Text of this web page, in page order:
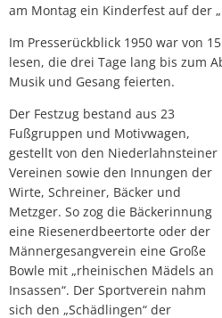
am Montag ein Kinderfest auf der
Im Presserückblick 1950 war von
lesen, die drei Tage lang bis zum
Musik und Gesang feierten.
Der Festzug bestand aus 23
Fußgruppen und Motivwagen,
gestellt von den Niederlahnsteiner
Vereinen sowie den Innungen der
Wirte, Schreiner, Bäcker und
Metzger. So zog die Bäckerinnung
eine Riesenerdbeertorte oder der
Männergesangverein eine Große
Bowle mit „rheinischen Mädels an
Insassen“. Der Sportverein nahm
sich den „Schädlingen“ der